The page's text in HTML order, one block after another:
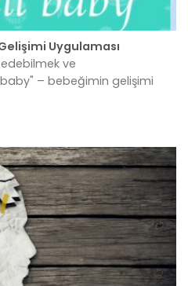
Uygulaması
ve
– bebeğimin gelişimi